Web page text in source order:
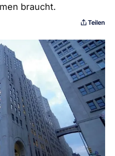
braucht.
Teilen